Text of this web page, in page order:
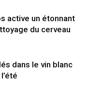
active un étonnant
du cerveau
dans le vin blanc